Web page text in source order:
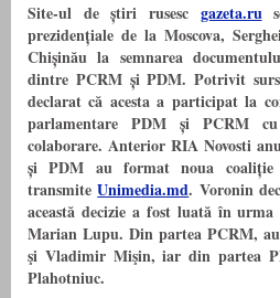
Site-ul de știri rusesc gazeta.ru
prezidențiale de la Moscova,
Chișinău la semnarea
dintre PCRM și PDM. Potrivit
declarat că acesta a participat la
parlamentare PDM și PCRM
colaborare. Anterior RIA Novosti
și PDM au format noua coaliție
transmiteUnimedia.md. Voronin
această decizie a fost luată în
Marian Lupu. Din partea PCRM,
şi Vladimir Mişin, iar din partea
Plahotniuc.